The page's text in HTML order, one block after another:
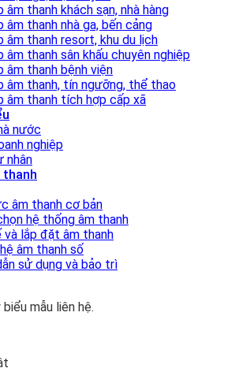
âm thanh khách sạn, nhà hàng
âm thanh nhà ga, bến cảng
âm thanh resort, khu du lịch
âm thanh sân khấu chuyên nghiệp
âm thanh bệnh viện
âm thanh, tín ngưỡng, thể thao
âm thanh tích hợp cấp xã
nước
nghiệp
nhân
thanh
âm thanh cơ bản
hệ thống âm thanh
và lắp đặt âm thanh
âm thanh số
sử dụng và bảo trì
mẫu liên hệ.